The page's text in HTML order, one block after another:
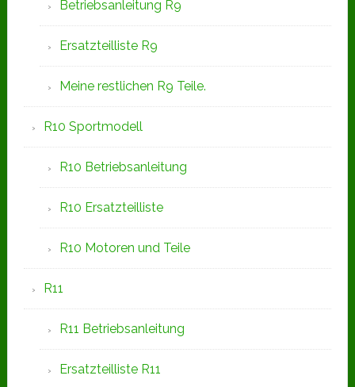
Betriebsanleitung R9
Ersatzteilliste R9
Meine restlichen R9 Teile.
R10 Sportmodell
R10 Betriebsanleitung
R10 Ersatzteilliste
R10 Motoren und Teile
R11
R11 Betriebsanleitung
Ersatzteilliste R11